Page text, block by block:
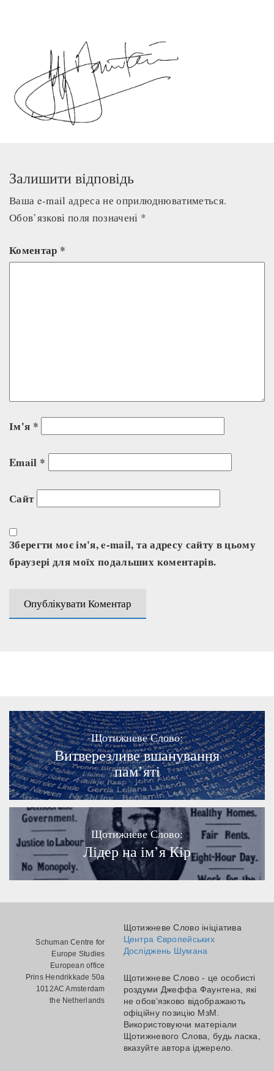
Залишити відповідь
Ваша e-mail адреса не оприлюднюватиметься.
Обов’язкові поля позначені *
Коментар *
Ім'я *
Email *
Сайт
Зберегти моє ім'я, e-mail, та адресу сайту в цьому
браузері для моїх подальших коментарів.
Щотижневе Слово:
Витверезливе вшанування
пам’яті
Щотижневе Слово:
Лідер на ім’я Кір
Schuman Centre for
Europe Studies
European office
Prins Hendrikkade 50a
1012AC Amsterdam
the Netherlands
Щотижневе Слово ініціатива
Центра Європейських
Досліджень Шумана
Щотижневе Слово - це особисті
роздуми Джеффа Фаунтена, які
не обов’язково відображають
офіційну позицію МзМ.
Використовуючи матеріали
Щотижневого Слова, будь ласка,
вказуйте автора іджерело.